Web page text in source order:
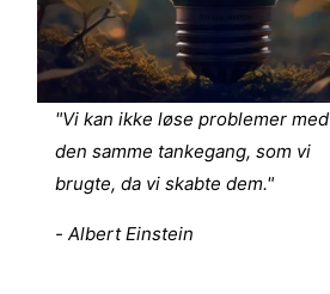
"Vi kan ikke løse problemer med
den samme tankegang, som vi
brugte, da vi skabte dem."
- Albert Einstein